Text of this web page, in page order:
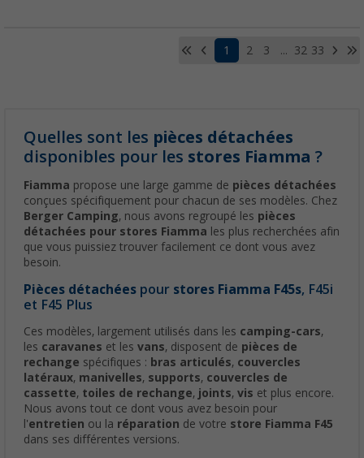
1 2 3 ... 32 33
Quelles sont les pièces détachées
disponibles pour les stores Fiamma ?
Fiamma propose une large gamme de pièces détachées
conçues spécifiquement pour chacun de ses modèles. Chez
Berger Camping, nous avons regroupé les pièces
détachées pour stores Fiamma les plus recherchées afin
que vous puissiez trouver facilement ce dont vous avez
besoin.
Pièces détachées pour stores Fiamma F45s, F45i
et F45 Plus
Ces modèles, largement utilisés dans les camping-cars,
les caravanes et les vans, disposent de pièces de
rechange spécifiques : bras articulés, couvercles
latéraux, manivelles, supports, couvercles de
cassette, toiles de rechange, joints, vis et plus encore.
Nous avons tout ce dont vous avez besoin pour
l'entretien ou la réparation de votre store Fiamma F45
dans ses différentes versions.